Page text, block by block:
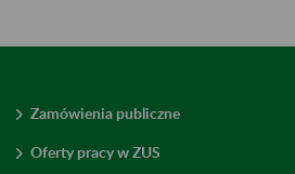
Zamówienia publiczne
Oferty pracy w ZUS